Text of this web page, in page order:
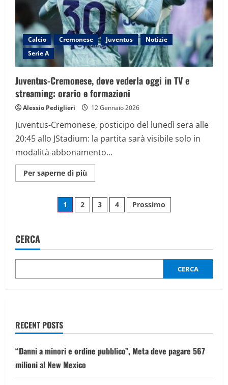
Calcio Cremonese Juventus
Notizie
Serie A
Juventus-Cremonese, dove vederla oggi in TV e
streaming: orario e formazioni
Alessio Pediglieri 12 Gennaio 2026
Juventus-Cremonese, posticipo del lunedì sera alle
20:45 allo JStadium: la partita sarà visibile solo in
modalità abbonamento...
Per saperne di più
informazioni
Cremonese,
dove
vederla
streaming:
orario
Paginazione
articoli
1 2 3 4 Prossimo
CERCA
CERCA
RECENT POSTS
“Danni a minori e ordine pubblico”, Meta deve pagare 567
milioni al New Mexico